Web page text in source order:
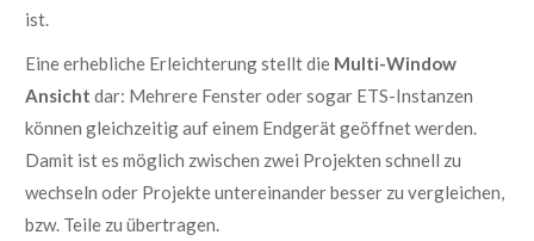
ist.
Eine erhebliche Erleichterung stellt die Multi-Window
Ansicht dar: Mehrere Fenster oder sogar ETS-Instanzen
können gleichzeitig auf einem Endgerät geöffnet werden.
Damit ist es möglich zwischen zwei Projekten schnell zu
wechseln oder Projekte untereinander besser zu vergleichen,
bzw. Teile zu übertragen.